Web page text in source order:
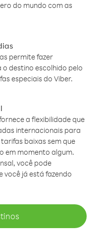
do mundo com as
permite fazer
destino escolhido pelo
especiais do Viber.
a flexibilidade que
internacionais para
baixas sem que
em momento algum.
você pode
você já está fazendo